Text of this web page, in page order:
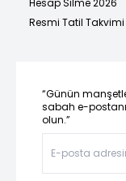
Resmi Tatil Takvimi
“Günün
sabah e-
olun.”